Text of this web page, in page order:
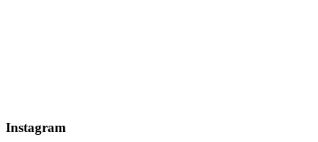
Instagram